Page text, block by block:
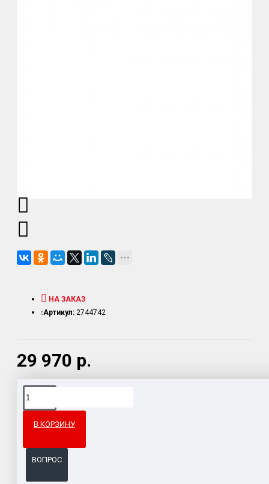
29 970 р.
НА ЗАКАЗ
Артикул: 2744742
В КОРЗИНУ
ВОПРОС
Доставка товара по всему Таможенному союзу.